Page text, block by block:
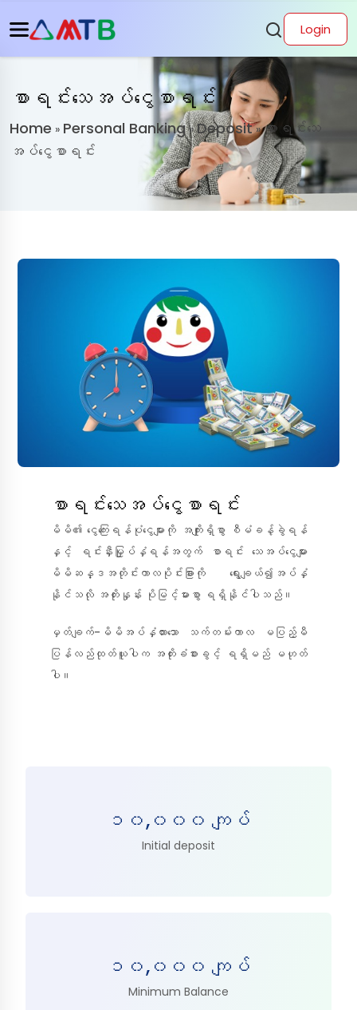
Login
စာရင်းသေအပ်ငွေစာရင်း
Home » Personal Banking»Deposit»စာရင်းသေ
အပ်ငွေစာရင်း
စာရင်းသေအပ်ငွေစာရင်း
မိမိ၏ ငွေကြေးရန်ပုံငွေများကို အကျိုးရှိစွာ စီမံခန့်ခွဲရန်
နှင့် ရင်းနှီးမြှုပ်နှံရန်အတွက် စာရင်း သေအပ်ငွေများ
မိမိဆန္ဒအတိုင်းကာလပိုင်းခြားကို ရွေးချယ်၍အပ်နှံ
နိုင်သလို အတိုးနှုန်း ပိုမြင့်မားစွာ ရရှိနိုင်ပါသည်။
မှတ်ချက်-မိမိအပ်နှံထားသော သက်တမ်းကာလ မပြည့်မီ
ပြန်လည်ထုတ်ယူပါက အတိုးခံစားခွင့် ရရှိမည် မဟုတ်
ပါ။
၁၀,၀၀၀ ကျပ်
Initial deposit
၁၀,၀၀၀ ကျပ်
Minimum Balance